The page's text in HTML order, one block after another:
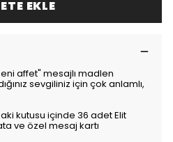
EKLE
affet" mesajlı madlen
sevgiliniz için çok anlamlı,
kutusu içinde 36 adet Elit
ve özel mesaj kartı